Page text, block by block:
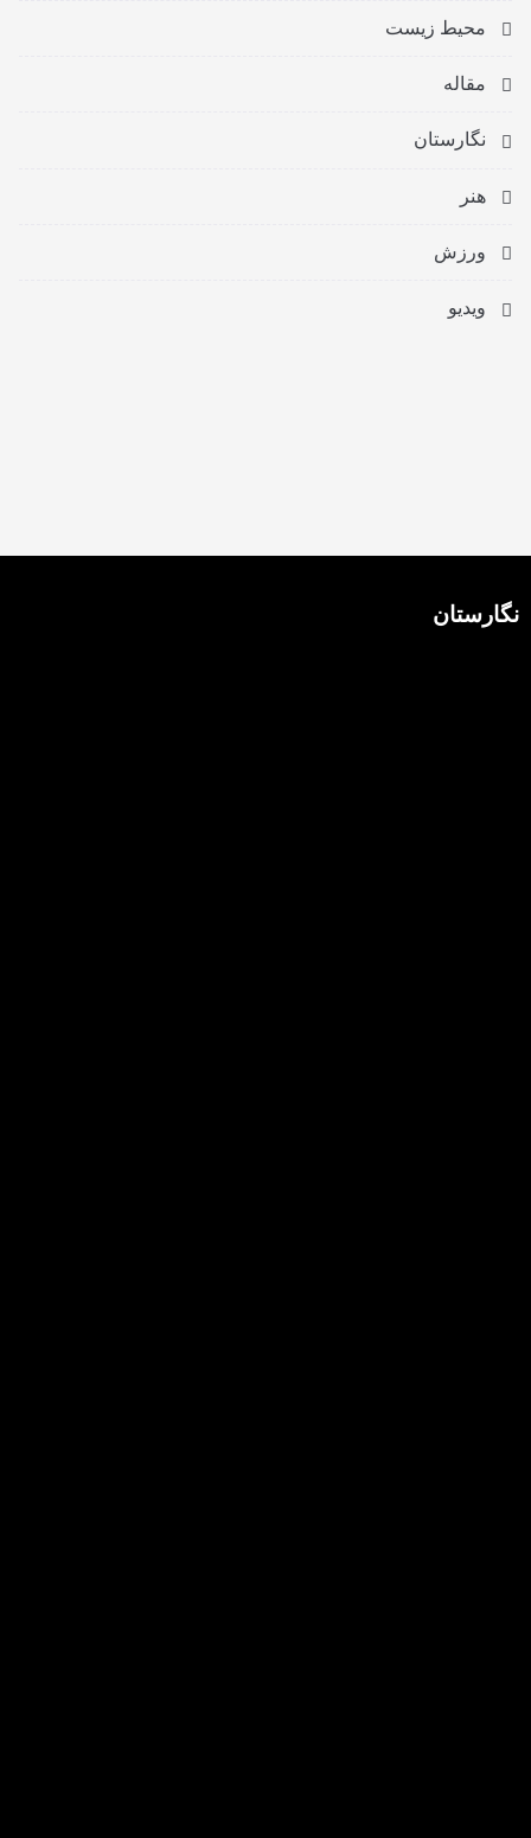
محیط زیست
مقاله
نگارستان
هنر
ورزش
ویدیو
نگارستان